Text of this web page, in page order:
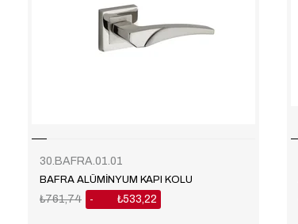
30.BAFRA.01.01
BAFRA ALÜMİNYUM KAPI KOLU
₺533,22
₺761,74